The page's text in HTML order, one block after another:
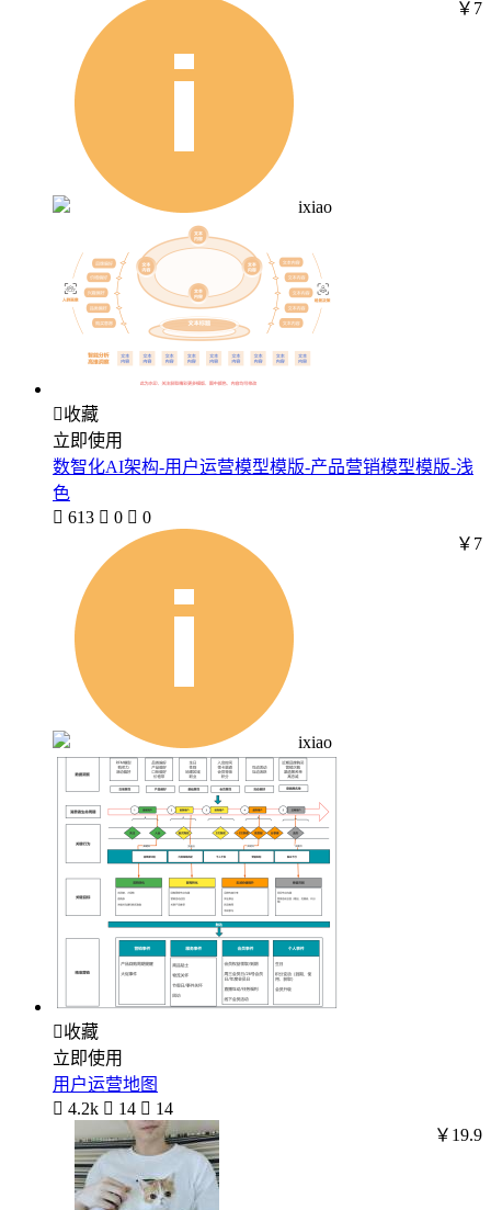
ixiao
￥7
收藏
立即使用
数智化AI架构-用户运营模型模版-产品营销模型模版-浅
色
 613  0  0
ixiao
￥7
收藏
立即使用
用户运营地图
 4.2k  14  14
￥19.9